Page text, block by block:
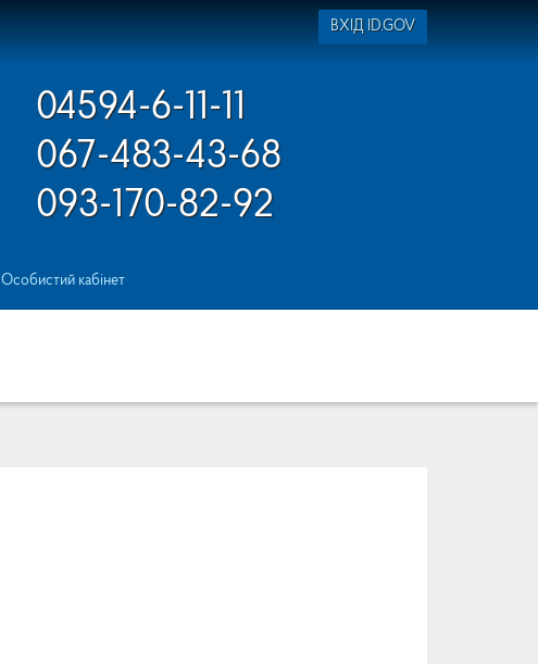
ВХІД ID.GOV
04594-6-11-11
067-483-43-68
093-170-82-92
Особистий кабінет